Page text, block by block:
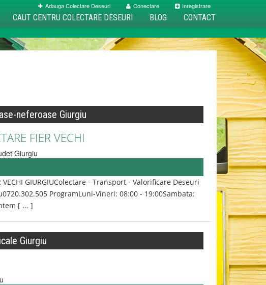
Adauga Colectare Deseuri Conectare Inregistrare
CAUT CENTRU COLECTARE DESEURI BLOG CONTACT
neferoase Giurgiu
FIER VECHI
Giurgiu
VECHI GIURGIUColectare - Transport - Valorificare Deseuri
ProgramLuni-Vineri: 08:00 - 19:00Sambata:
[ ... ]
Giurgiu